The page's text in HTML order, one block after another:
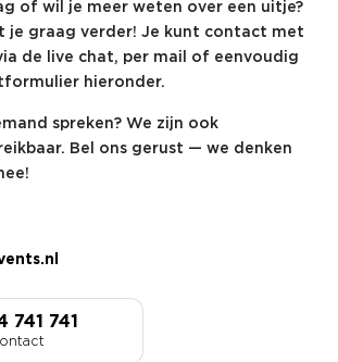
of wil je meer weten over een uitje?
je graag verder! Je kunt contact met
de live chat, per mail of eenvoudig
hieronder.
spreken? We zijn ook
Bel ons gerust — we denken
741 741